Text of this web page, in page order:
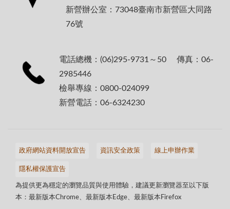
新營辦公室：73048臺南市新營區大同路
76號
電話總機：(06)295-9731～50 傳真：06-
2985446
檢舉專線：0800-024099
新營電話：06-6324230
政府網站資料開放宣告 資訊安全政策 線上申辦作業
隱私權保護宣告
為提供更為穩定的瀏覽品質與使用體驗，建議更新瀏覽器至以下版
本：最新版本Chrome、最新版本Edge、最新版本Firefox